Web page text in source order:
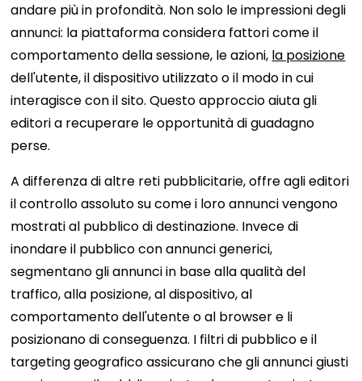
andare più in profondità. Non solo le impressioni degli
annunci: la piattaforma considera fattori come il
comportamento della sessione, le azioni, la posizione
dell'utente, il dispositivo utilizzato o il modo in cui
interagisce con il sito. Questo approccio aiuta gli
editori a recuperare le opportunità di guadagno
perse.
A differenza di altre reti pubblicitarie, offre agli editori
il controllo assoluto su come i loro annunci vengono
mostrati al pubblico di destinazione. Invece di
inondare il pubblico con annunci generici,
segmentano gli annunci in base alla qualità del
traffico, alla posizione, al dispositivo, al
comportamento dell'utente o al browser e li
posizionano di conseguenza. I filtri di pubblico e il
targeting geografico assicurano che gli annunci giusti